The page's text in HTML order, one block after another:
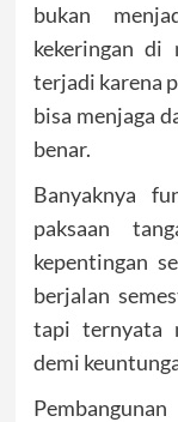
bukan
kekeringan di
terjadi karena
bisa menjaga
benar.
Banyaknya
paksaan
kepentingan
berjalan
tapi ternyata
demi